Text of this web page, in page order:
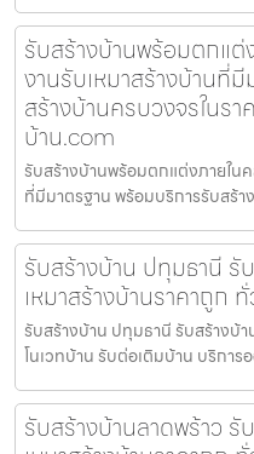
รับสร้างบ้านพร้อมตกแต่
งานรับเหมาสร้างบ้านที่
สร้างบ้านครบวงจรในร
บ้าน.com
รับสร้างบ้านพร้อมตกแต่งภายใน
ที่มีมาตรฐาน พร้อมบริการรับสร้า
รับสร้างบ้าน ปทุมธานี
เหมาสร้างบ้านราคาถูก
รับสร้างบ้าน ปทุมธานี รับสร้างบ้า
โนเวทบ้าน รับต่อเติมบ้าน บริกา
รับสร้างบ้านลาดพร้าว